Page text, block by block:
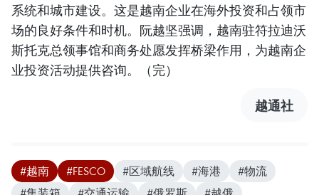
系统和城市建设。这是越南企业在海外投资和占领市
场的良好条件和时机。阮越坚强调，越南驻符拉迪沃
斯托克总领事馆和商务处愿发挥桥梁作用，为越南企
业投资活动提供咨询。（完）
越通社
#越南 #FESCO #区域航线 #海港
#物流